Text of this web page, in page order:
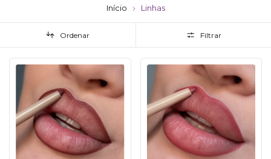
Início Linhas
Ordenar Filtrar